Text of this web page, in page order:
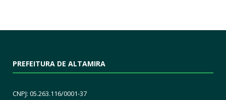
PREFEITURA DE ALTAMIRA
CNPJ: 05.263.116/0001-37